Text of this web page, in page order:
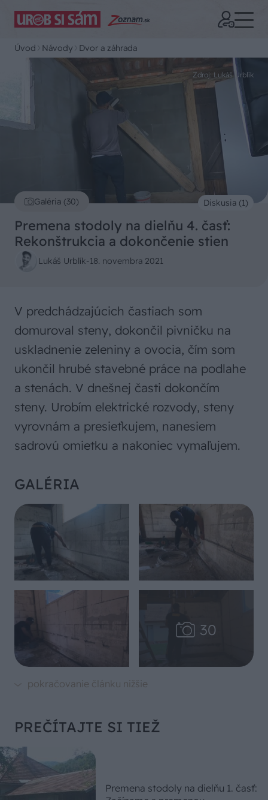
Úvod Návody Dvor a záhrada
Galéria (30)
Zdroj: Lukáš Urblík
Premena stodoly na dielňu 4. časť:
Rekonštrukcia a dokončenie stien
Lukáš Urblík-18. novembra 2021
Diskusia (1)
V predchádzajúcich častiach som
domuroval steny, dokončil pivničku na
uskladnenie zeleniny a ovocia, čím som
ukončil hrubé stavebné práce na podlahe
a stenách. V dnešnej časti dokončím
steny. Urobím elektrické rozvody, steny
vyrovnám a presieťkujem, nanesiem
sadrovú omietku a nakoniec vymaľujem.
GALÉRIA
PREČÍTAJTE SI TIEŽ
Premena stodoly na dielňu 1. časť: